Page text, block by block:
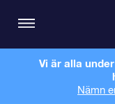
Vi är alla
Nämn